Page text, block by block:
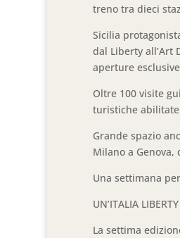
treno tra dieci
Sicilia
dal Liberty all’Art
aperture
Oltre 100 visite
turistiche
Grande spazio
Milano a Genova,
Una settimana
UN’ITALIA
La settima